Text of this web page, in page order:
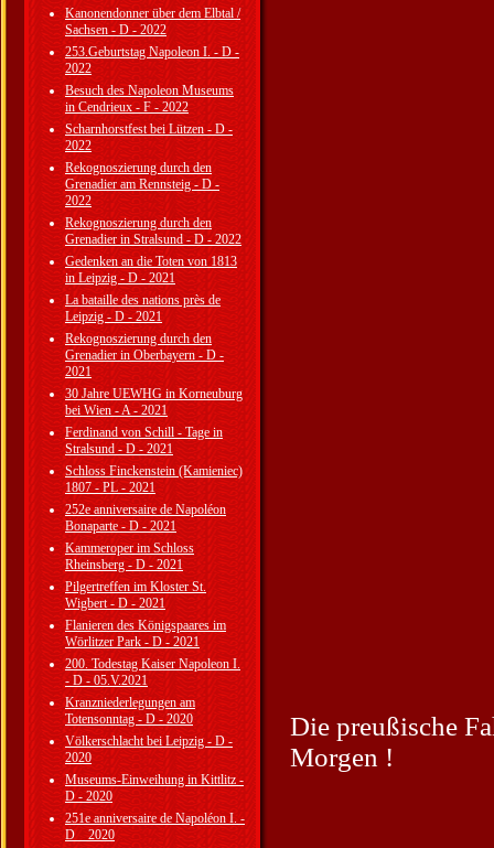
Kanonendonner über dem Elbtal /
Sachsen - D - 2022
253.Geburtstag Napoleon I. - D -
2022
Besuch des Napoleon Museums
in Cendrieux - F - 2022
Scharnhorstfest bei Lützen - D -
2022
Rekognoszierung durch den
Grenadier am Rennsteig - D -
2022
Rekognoszierung durch den
Grenadier in Stralsund - D - 2022
Gedenken an die Toten von 1813
in Leipzig - D - 2021
La bataille des nations près de
Leipzig - D - 2021
Rekognoszierung durch den
Grenadier in Oberbayern - D -
2021
30 Jahre UEWHG in Korneuburg
bei Wien - A - 2021
Ferdinand von Schill - Tage in
Stralsund - D - 2021
Schloss Finckenstein (Kamieniec)
1807 - PL - 2021
252e anniversaire de Napoléon
Bonaparte - D - 2021
Kammeroper im Schloss
Rheinsberg - D - 2021
Pilgertreffen im Kloster St.
Wigbert - D - 2021
Flanieren des Königspaares im
Wörlitzer Park - D - 2021
200. Todestag Kaiser Napoleon I.
- D - 05.V.2021
Kranzniederlegungen am
Totensonntag - D - 2020
Völkerschlacht bei Leipzig - D -
2020
Museums-Einweihung in Kittlitz -
D - 2020
251e anniversaire de Napoléon I. -
D _ 2020
Die preußische
Morgen !